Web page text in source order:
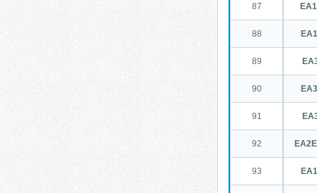
87
88
89
90
91
92
93